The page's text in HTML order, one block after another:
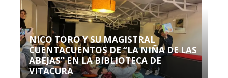
NICO TORO Y SU MAGISTRAL
CUENTACUENTOS DE “LA NIÑA DE LAS
ABEJAS” EN LA BIBLIOTECA DE
VITACURA